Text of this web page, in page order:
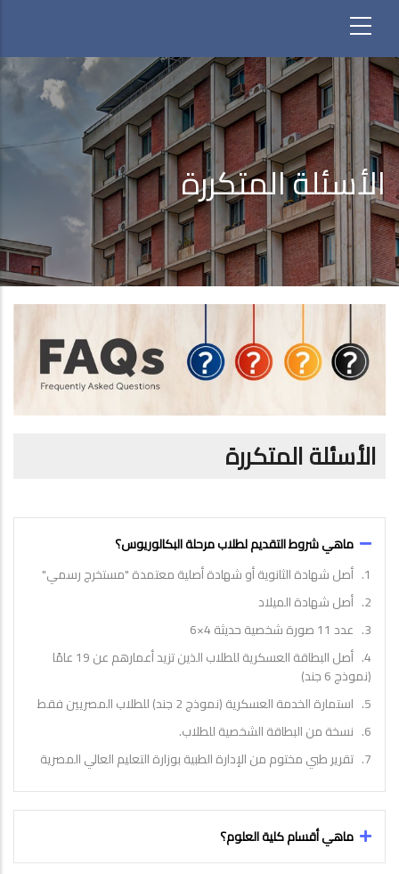
الأسئلة المتكررة
الأسئلة المتكررة
ماهي شروط التقديم لطلاب مرحلة البكالوريوس؟
1. أصلشهادة الثانوية أو شهادة أصلية معتمدة "مستخرج رسمي"
2. أصلشهادة الميلاد
3. عدد 11 صورة شخصية حديثة 4×6
4.
أصل البطاقة العسكرية للطلاب الذين تزيد أعمارهم عن 19 عامًا
(نموذج 6 جند)
5. استمارة الخدمة العسكرية (نموذج 2 جند) للطلاب المصريين فقط
6. نسخة من البطاقة الشخصية للطلاب.
7. تقرير طبي مختوم من الإدارة الطبية بوزارة التعليم العالي المصرية
ماهي أقسام كلية العلوم؟